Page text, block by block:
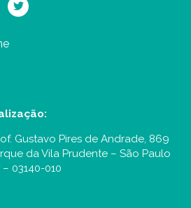
Gustavo Pires de Andrade, 869
da Vila Prudente – São Paulo
– 03140-010